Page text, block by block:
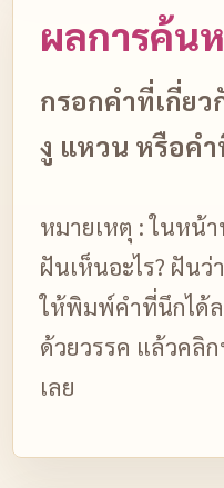
ผลการค้น
กรอกคำที่เกี่ย
งู แหวน หรือค
หมายเหตุ : ในหน้
ฝันเห็นอะไร? ฝันว่
ให้พิมพ์คำที่นึกได้
ด้วยวรรค แล้วคลิ
เลย